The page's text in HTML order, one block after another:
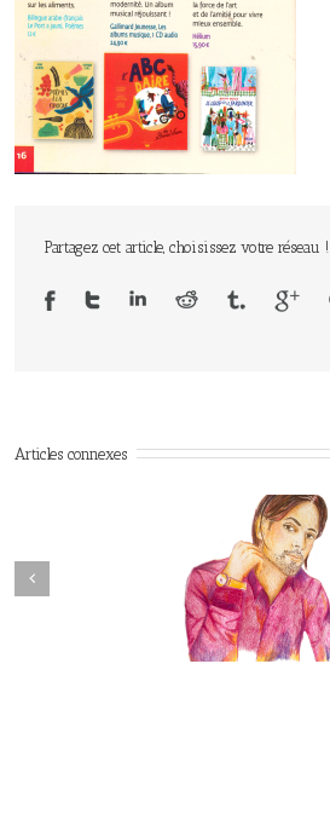
Partagez cet article, choisissez votre réseau !
Articles connexes